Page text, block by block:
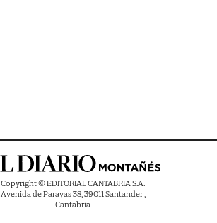
Copyright © EDITORIAL CANTABRIA S.A.
Avenida de Parayas 38, 39011 Santander ,
Cantabria